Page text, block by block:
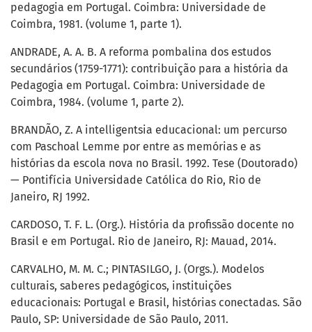
pedagogia em Portugal. Coimbra: Universidade de
Coimbra, 1981. (volume 1, parte 1).
ANDRADE, A. A. B. A reforma pombalina dos estudos
secundários (1759-1771): contribuição para a história da
Pedagogia em Portugal. Coimbra: Universidade de
Coimbra, 1984. (volume 1, parte 2).
BRANDÃO, Z. A intelligentsia educacional: um percurso
com Paschoal Lemme por entre as memórias e as
histórias da escola nova no Brasil. 1992. Tese (Doutorado)
— Pontifícia Universidade Católica do Rio, Rio de
Janeiro, RJ 1992.
CARDOSO, T. F. L. (Org.). História da profissão docente no
Brasil e em Portugal. Rio de Janeiro, RJ: Mauad, 2014.
CARVALHO, M. M. C.; PINTASILGO, J. (Orgs.). Modelos
culturais, saberes pedagógicos, instituições
educacionais: Portugal e Brasil, histórias conectadas. São
Paulo, SP: Universidade de São Paulo, 2011.